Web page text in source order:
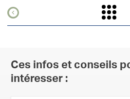
Ces infos et conseils
intéresser :